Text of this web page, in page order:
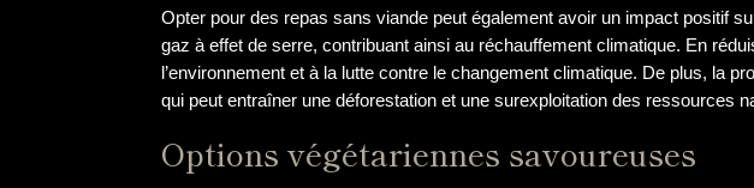
Opter pour des repas sans viande peut également avoir un impact positif
gaz à effet de serre, contribuant ainsi au réchauffement climatique. En
l’environnement et à la lutte contre le changement climatique. De plus, la
qui peut entraîner une déforestation et une surexploitation des ressources
Options végétariennes savoureuses